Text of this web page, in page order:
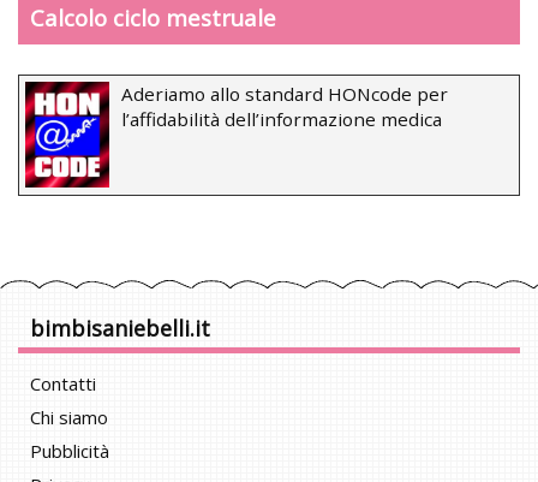
Calcolo ciclo mestruale
Aderiamo allo standard HONcode per
l’affidabilità dell’informazione medica
bimbisaniebelli.it
Contatti
Chi siamo
Pubblicità